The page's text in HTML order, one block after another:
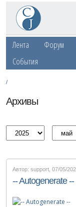
Лента Форум
События
/
Архивы
Автор: support 07/05/
-- Autogenerate --